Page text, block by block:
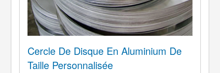
Cercle De Disque En Aluminium De
Taille Personnalisée